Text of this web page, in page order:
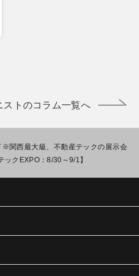
ストのコラム一覧へ
関西最大級、不動産テックの展示会
クEXPO：8/30～9/1】